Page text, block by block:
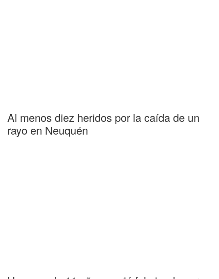
Al menos diez heridos por la caída de un
rayo en Neuquén